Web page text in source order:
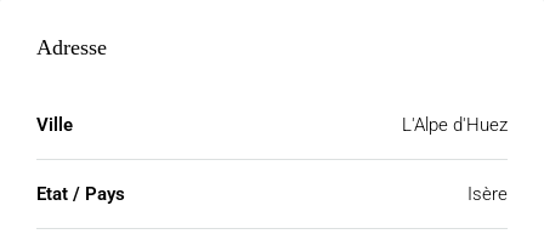
Adresse
Ville L'Alpe d'Huez
Etat / Pays Isère